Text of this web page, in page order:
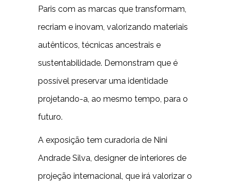
Paris com as marcas que transformam,
recriam e inovam, valorizando materiais
autênticos, técnicas ancestrais e
sustentabilidade. Demonstram que é
possível preservar uma identidade
projetando-a, ao mesmo tempo, para o
futuro.
A exposição tem curadoria de Nini
Andrade Silva, designer de interiores de
projeção internacional, que irá valorizar o